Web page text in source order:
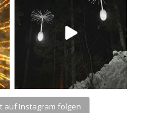
auf Instagram folgen